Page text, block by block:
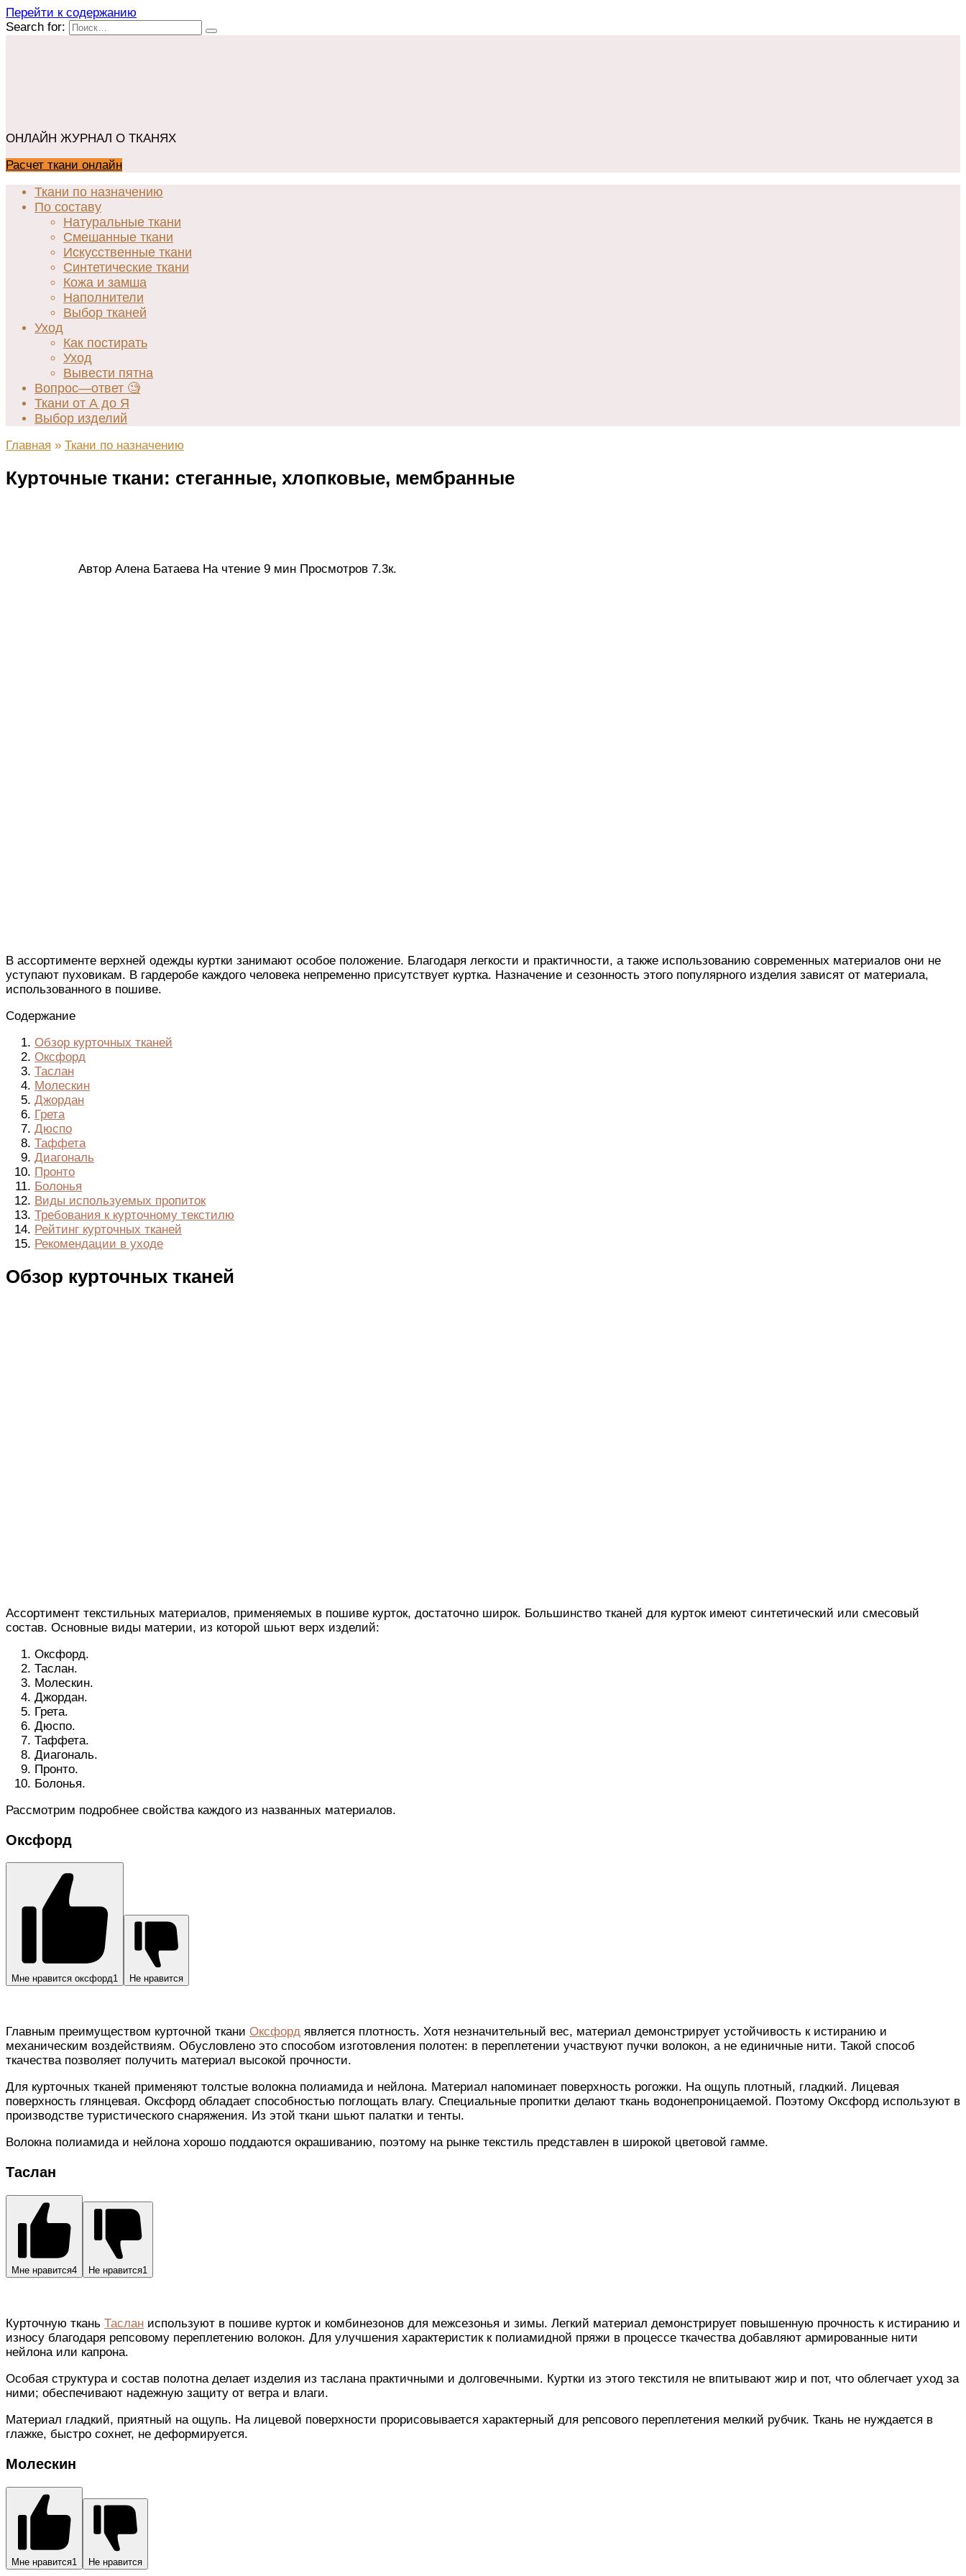
Перейти к содержанию
Search for:
ОНЛАЙН ЖУРНАЛ О ТКАНЯХ
Расчет ткани онлайн
Ткани по назначению
По составу
Натуральные ткани
Смешанные ткани
Искусственные ткани
Синтетические ткани
Кожа и замша
Наполнители
Выбор тканей
Уход
Как постирать
Уход
Вывести пятна
Вопрос—ответ 🧐
Ткани от А до Я
Выбор изделий
Главная » Ткани по назначению
Курточные ткани: стеганные, хлопковые, мембранные
Автор Алена Батаева На чтение 9 мин Просмотров 7.3к.
В ассортименте верхней одежды куртки занимают особое положение. Благодаря легкости и практичности, а также использованию современных материалов они не
уступают пуховикам. В гардеробе каждого человека непременно присутствует куртка. Назначение и сезонность этого популярного изделия зависят от материала,
использованного в пошиве.
Содержание
Обзор курточных тканей
Оксфорд
Таслан
Молескин
Джордан
Грета
Дюспо
Таффета
Диагональ
Пронто
Болонья
Виды используемых пропиток
Требования к курточному текстилю
Рейтинг курточных тканей
Рекомендации в уходе
Обзор курточных тканей
Ассортимент текстильных материалов, применяемых в пошиве курток, достаточно широк. Большинство тканей для курток имеют синтетический или смесовый
состав. Основные виды материи, из которой шьют верх изделий:
Оксфорд.
Таслан.
Молескин.
Джордан.
Грета.
Дюспо.
Таффета.
Диагональ.
Пронто.
Болонья.
Рассмотрим подробнее свойства каждого из названных материалов.
Оксфорд
Мне нравится оксфорд1 Не нравится
Главным преимуществом курточной ткани Оксфорд является плотность. Хотя незначительный вес, материал демонстрирует устойчивость к истиранию и
механическим воздействиям. Обусловлено это способом изготовления полотен: в переплетении участвуют пучки волокон, а не единичные нити. Такой способ
ткачества позволяет получить материал высокой прочности.
Для курточных тканей применяют толстые волокна полиамида и нейлона. Материал напоминает поверхность рогожки. На ощупь плотный, гладкий. Лицевая
поверхность глянцевая. Оксфорд обладает способностью поглощать влагу. Специальные пропитки делают ткань водонепроницаемой. Поэтому Оксфорд используют в
производстве туристического снаряжения. Из этой ткани шьют палатки и тенты.
Волокна полиамида и нейлона хорошо поддаются окрашиванию, поэтому на рынке текстиль представлен в широкой цветовой гамме.
Таслан
Мне нравится4 Не нравится1
Курточную ткань Таслан используют в пошиве курток и комбинезонов для межсезонья и зимы. Легкий материал демонстрирует повышенную прочность к истиранию и
износу благодаря репсовому переплетению волокон. Для улучшения характеристик к полиамидной пряжи в процессе ткачества добавляют армированные нити
нейлона или капрона.
Особая структура и состав полотна делает изделия из таслана практичными и долговечными. Куртки из этого текстиля не впитывают жир и пот, что облегчает уход за
ними; обеспечивают надежную защиту от ветра и влаги.
Материал гладкий, приятный на ощупь. На лицевой поверхности прорисовывается характерный для репсового переплетения мелкий рубчик. Ткань не нуждается в
глажке, быстро сохнет, не деформируется.
Молескин
Мне нравится1 Не нравится